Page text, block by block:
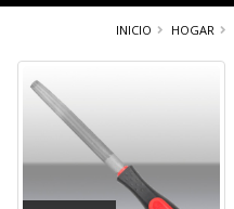
INICIO HOGAR